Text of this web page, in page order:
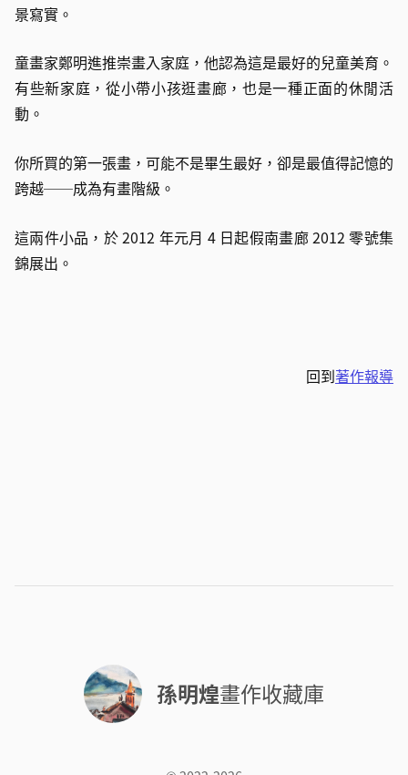
景寫實。
童畫家鄭明進推崇畫入家庭，他認為這是最好的兒童美育。
有些新家庭，從小帶小孩逛畫廊，也是一種正面的休閒活
動。
你所買的第一張畫，可能不是畢生最好，卻是最值得記憶的
跨越──成為有畫階級。
這兩件小品，於 2012 年元月 4 日起假南畫廊 2012 零號集
錦展出。
回到著作報導
孫明煌畫作收藏庫